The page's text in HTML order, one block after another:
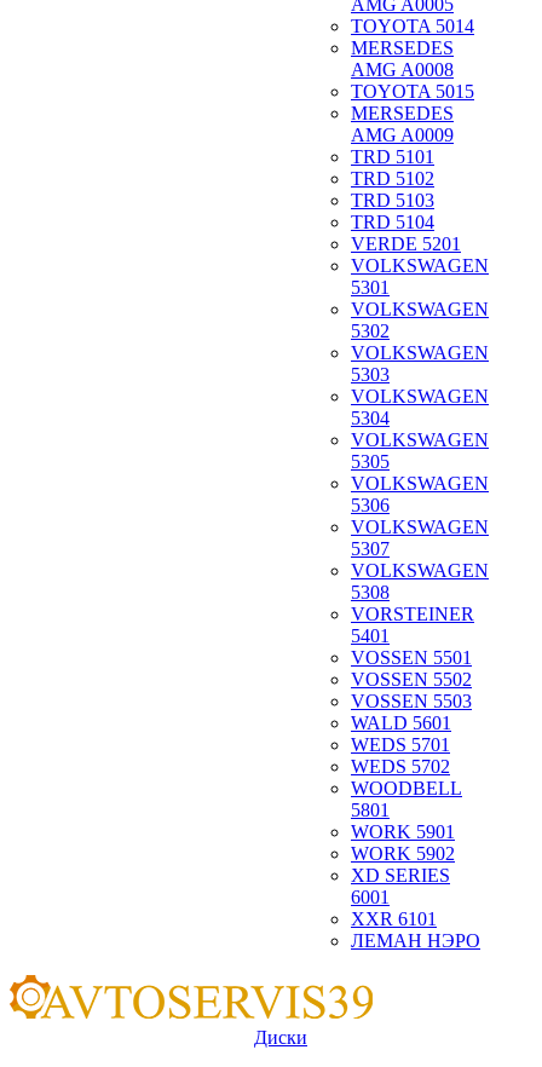
AMG A0005
TOYOTA 5014
MERSEDES
AMG A0008
TOYOTA 5015
MERSEDES
AMG A0009
TRD 5101
TRD 5102
TRD 5103
TRD 5104
VERDE 5201
VOLKSWAGEN
5301
VOLKSWAGEN
5302
VOLKSWAGEN
5303
VOLKSWAGEN
5304
VOLKSWAGEN
5305
VOLKSWAGEN
5306
VOLKSWAGEN
5307
VOLKSWAGEN
5308
VORSTEINER
5401
VOSSEN 5501
VOSSEN 5502
VOSSEN 5503
WALD 5601
WEDS 5701
WEDS 5702
WOODBELL
5801
WORK 5901
WORK 5902
XD SERIES
6001
XXR 6101
ЛЕМАН НЭРО
Диски